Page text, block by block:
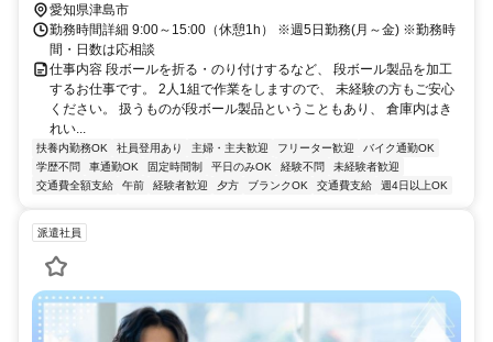
愛知県津島市
勤務時間詳細 9:00～15:00（休憩1h） ※週5日勤務(月～金) ※勤務時
間・日数は応相談
仕事内容 段ボールを折る・のり付けするなど、 段ボール製品を加工
するお仕事です。 2人1組で作業をしますので、 未経験の方もご安心
ください。 扱うものが段ボール製品ということもあり、 倉庫内はき
れい...
扶養内勤務OK 社員登用あり 主婦・主夫歓迎 フリーター歓迎
バイク通勤OK
学歴不問
車通勤OK 固定時間制 平日のみOK 経験不問
未経験者歓迎
交通費全額支給
午前 経験者歓迎 夕方 ブランクOK 交通費支給 週4日以上OK
派遣社員